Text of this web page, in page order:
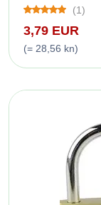
(1)
3,79 EUR
(= 28,56 kn)